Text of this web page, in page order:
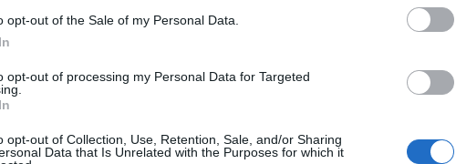
opt-out of the Sale of my Personal Data.
opt-out of processing my Personal Data for Targeted
opt-out of Collection, Use, Retention, Sale, and/or Sharing
Data that Is Unrelated with the Purposes for which it
serca często są to arytmie o złożonej
zastosowania najbardziej efektywnych środków
dodatkowych form opieki zdrowotnej.
serca stosujemy farmakoterapię, urządzenia
Bywa, że na przestrzeni lat u tego